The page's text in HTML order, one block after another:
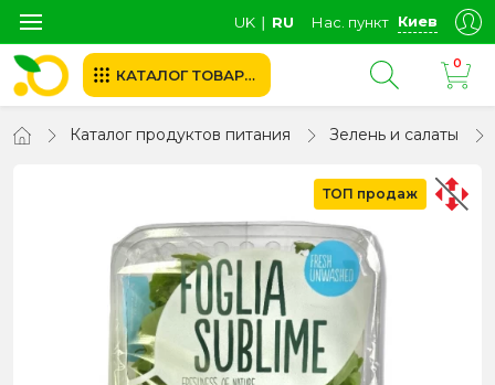
UK ∣ RU Нас. пункт Киев
КАТАЛОГ ТОВАРОВ
0
Каталог продуктов питания Зелень и салаты
ТОП продаж